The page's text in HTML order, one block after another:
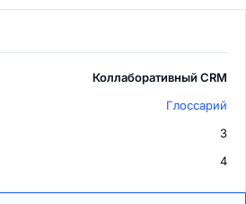
Коллаборативный CRM
Глоссарий
3
4